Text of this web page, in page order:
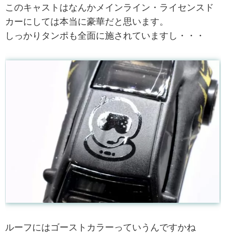
このキャストはなんかメインライン・ライセンスド
カーにしては本当に豪華だと思います。
しっかりタンポも全面に施されていますし・・・
ルーフにはゴーストカラーっていうんですかね